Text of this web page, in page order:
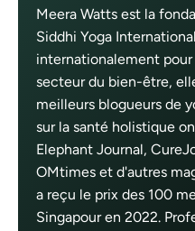
Meera Watts est la
Siddhi Yoga
internationalement
secteur du bien-être,
meilleurs blogueurs de
sur la santé holistique
Elephant Journal,
OMtimes et d'autres
a reçu le prix des 100
Singapour en 2022.